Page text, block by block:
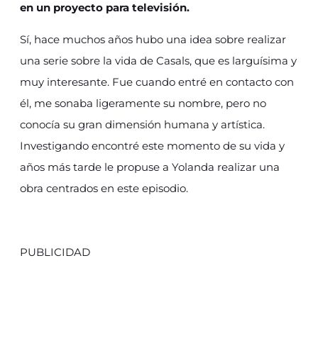
en un proyecto para televisión.
Sí, hace muchos años hubo una idea sobre realizar
una serie sobre la vida de Casals, que es larguísima y
muy interesante. Fue cuando entré en contacto con
él, me sonaba ligeramente su nombre, pero no
conocía su gran dimensión humana y artística.
Investigando encontré este momento de su vida y
años más tarde le propuse a Yolanda realizar una
obra centrados en este episodio.
PUBLICIDAD